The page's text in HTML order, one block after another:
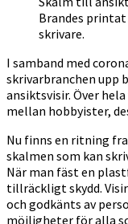
Brandes printat
skrivare.
I samband med
skrivarbranchen upp
ansiktsvisir. Över
mellan hobbyister,
Nu finns en ritning
skalmen som kan
När man fäst en
tillräckligt skydd.
och godkänts av
möjligheter för alla